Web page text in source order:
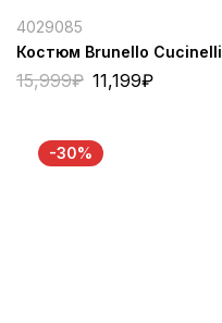
4029085
Костюм Brunello Cucinelli
15,999₽ 11,199₽
-30%